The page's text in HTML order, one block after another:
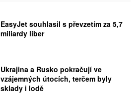
EasyJet souhlasil s převzetím za 5,7
miliardy liber
Ukrajina a Rusko pokračují ve
vzájemných útocích, terčem byly
sklady i lodě